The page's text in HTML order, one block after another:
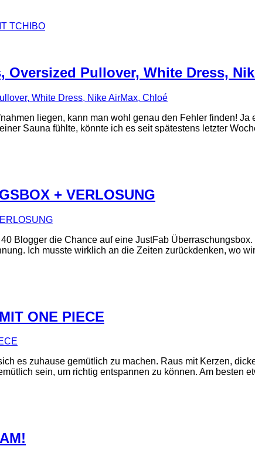
TCHIBO
Oversized Pullover, White Dress,
liegen, kann man wohl genau den Fehler finden!
Sauna fühlte, könnte ich es seit spätestens letzter
+ VERLOSUNG
Blogger die Chance auf eine JustFab
Ich musste wirklich an die Zeiten zurückdenken, wo
ONE PIECE
es zuhause gemütlich zu machen. Raus mit Kerzen,
sein, um richtig entspannen zu können. Am